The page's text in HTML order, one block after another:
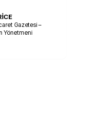
Gazetesi –
Yönetmeni